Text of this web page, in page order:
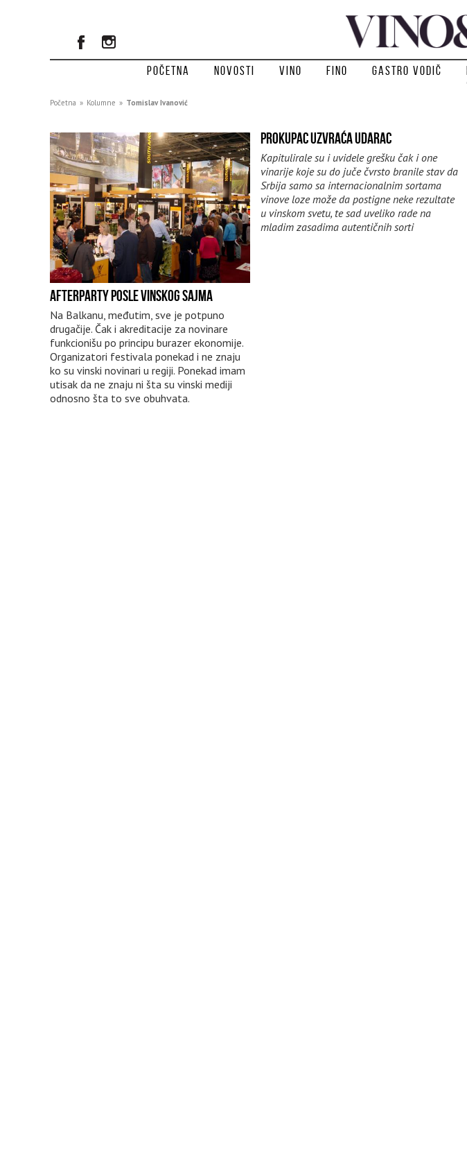
Početna Novosti Vino Fino Gastro vodič
Početna » Kolumne » Tomislav Ivanović
AFTERPARTY POSLE VINSKOG SAJMA
Na Balkanu, međutim, sve je potpuno
drugačije. Čak i akreditacije za novinare
funkcionišu po principu burazer ekonomije.
Organizatori festivala ponekad i ne znaju
ko su vinski novinari u regiji. Ponekad imam
utisak da ne znaju ni šta su vinski mediji
odnosno šta to sve obuhvata.
PROKUPAC UZVRAĆA UDARAC
Kapitulirale su i uvidele grešku čak i one
vinarije koje su do juče čvrsto branile stav da
Srbija samo sa internacionalnim sortama
vinove loze može da postigne neke rezultate
u vinskom svetu, te sad uveliko rade na
mladim zasadima autentičnih sorti